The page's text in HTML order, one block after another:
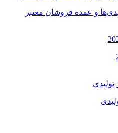
و عمده فروشان معتبر